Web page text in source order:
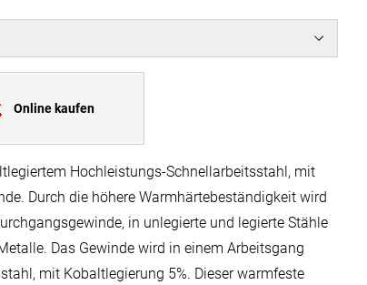
Online kaufen
Hochleistungs-Schnellarbeitsstahl, mit
Durch die höhere Warmhärtebeständigkeit wird
in unlegierte und legierte Stähle
Das Gewinde wird in einem Arbeitsgang
mit Kobaltlegierung 5%. Dieser warmfeste